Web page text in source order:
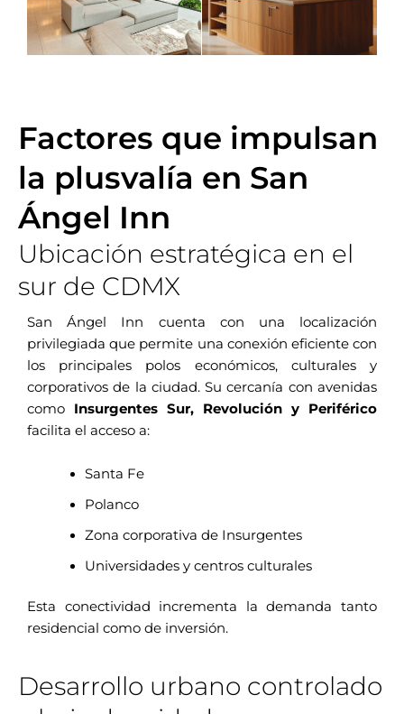
Factores que impulsan
la plusvalía en San
Ángel Inn
Ubicación estratégica en el
sur de CDMX
San Ángel Inn cuenta con una localización
privilegiada que permite una conexión eficiente con
los principales polos económicos, culturales y
corporativos de la ciudad. Su cercanía con avenidas
como Insurgentes Sur, Revolución y Periférico
facilita el acceso a:
Santa Fe
Polanco
Zona corporativa de Insurgentes
Universidades y centros culturales
Esta conectividad incrementa la demanda tanto
residencial como de inversión.
Desarrollo urbano controlado